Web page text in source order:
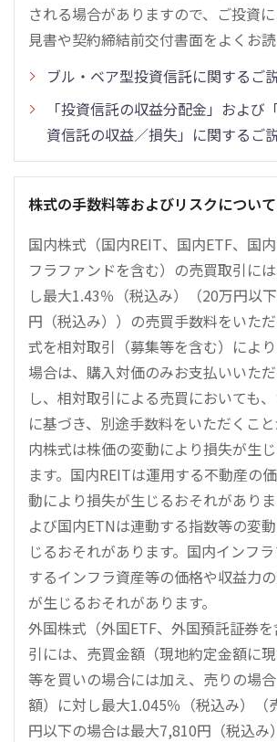
される場合がありますので、ご投資
見書や契約締結前交付書面をよくお読
ブル・ベア型投資信託に関するご
「投資信託の収益分配金」および
資信託の収益／損失」に関するご
株式の手数料等およびリスクについて
国内株式（国内REIT、国内ETF、国
フラファンドを含む）の売買取引に
し最大1.43％（税込み）（20万円以
円（税込み））の売買手数料をいた
式を相対取引（募集等を含む）によ
場合は、購入対価のみお支払いいた
し、相対取引による売買においても
に基づき、別途手数料をいただくこ
内株式は株価の変動により損失が生
ます。国内REITは運用する不動産の
動により損失が生じるおそれがあり
よび国内ETNは連動する指数等の変
じるおそれがあります。国内インフ
するインフラ資産等の価格や収益力
が生じるおそれがあります。
外国株式（外国ETF、外国預託証券
引には、売買金額（現地約定金額に
等を買いの場合には加え、売りの場
額）に対し最大1.045％（税込み）（
円以下の場合は最大7,810円（税込み